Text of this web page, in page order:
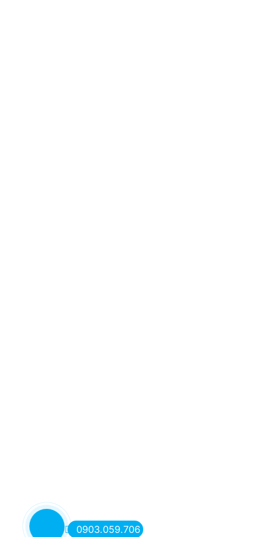
0903.059.706